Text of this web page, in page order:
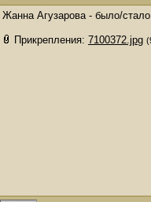
Жанна Агузарова - было/
Прикрепления: 7100372.jpg